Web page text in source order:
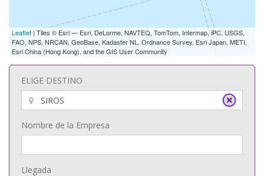
Leaflet | Tiles © Esri — Esri, DeLorme, NAVTEQ, TomTom, Intermap, iPC, USGS,
FAO, NPS, NRCAN, GeoBase, Kadaster NL, Ordnance Survey, Esri Japan, METI,
Esri China (Hong Kong), and the GIS User Community
ELIGE DESTINO
Nombre de la Empresa
Llegada